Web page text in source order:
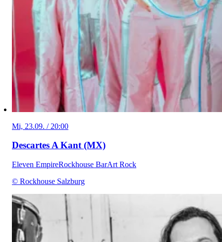
Mi, 23.09. / 20:00
Descartes A Kant (MX)
Eleven EmpireRockhouse BarArt Rock
© Rockhouse Salzburg